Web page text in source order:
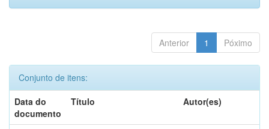
Anterior 1 Póximo
Conjunto de itens:
Data do
documento
Título Autor(es)